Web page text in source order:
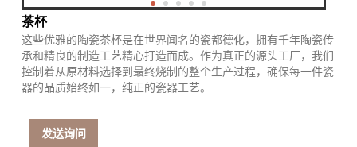
茶杯
这些优雅的陶瓷茶杯是在世界闻名的瓷都德化，拥有千年​​陶瓷传
承和精良的制造工艺精心打造而成。作为真正的源头工厂，我们
控制着从原材料选择到最终烧制的整个生产过程，确保每一件瓷
器的品质始终如一，纯正的瓷器工艺。
发送询问